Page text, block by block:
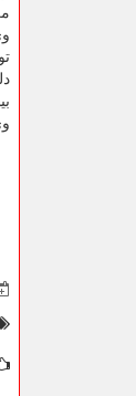
بیشتر از ۲۸
وی